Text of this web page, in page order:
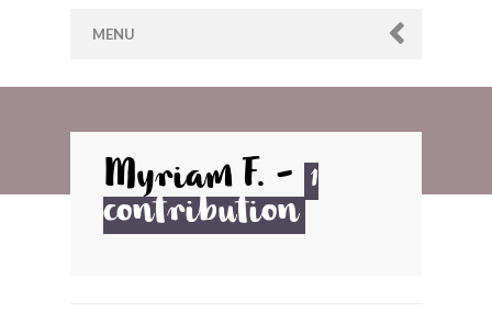
MENU
ARCHIVES
Myriam F. - 1
contribution